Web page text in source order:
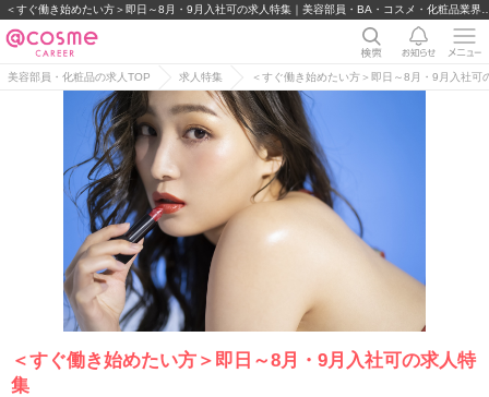
美容部員・化粧品の求人TOP 求人特集 ＜すぐ働き始めたい方＞即日～8月・9月入社可
＜すぐ働き始めたい方＞即日～8月・9月入社可の求人特
集